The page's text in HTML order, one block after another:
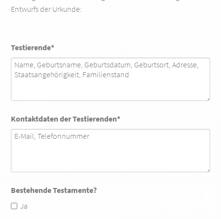
Entwurfs der Urkunde:
Pflichtfeld
Testierende*
Pflichtfeld
Kontaktdaten der Testierenden*
Bestehende Testamente?
Ja